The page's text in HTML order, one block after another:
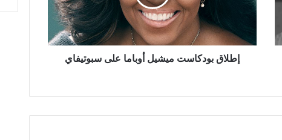
سبوتيفاي
إطلاق بودكاست ميشيل أوباما على سبوتيفاي